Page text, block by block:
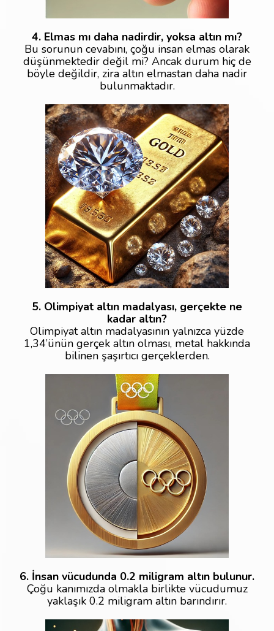
4. Elmas mı daha nadirdir, yoksa altın mı?
Bu sorunun cevabını, çoğu insan elmas olarak
düşünmektedir değil mi? Ancak durum hiç de
böyle değildir, zira altın elmastan daha nadir
bulunmaktadır.
5. Olimpiyat altın madalyası, gerçekte ne
kadar altın?
Olimpiyat altın madalyasının yalnızca yüzde
1,34’ünün gerçek altın olması, metal hakkında
bilinen şaşırtıcı gerçeklerden.
6. İnsan vücudunda 0.2 miligram altın bulunur.
Çoğu kanımızda olmakla birlikte vücudumuz
yaklaşık 0.2 miligram altın barındırır.